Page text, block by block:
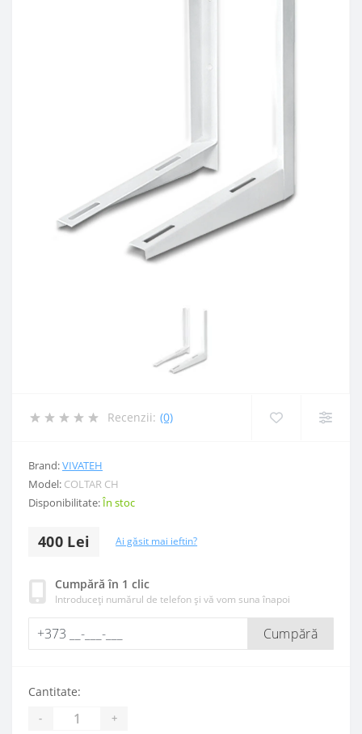
Recenzii: (0)
Brand:VIVATEH
Model: COLTAR CH
Disponibilitate:În stoc
400 Lei Ai găsit mai ieftin?
Cumpără în 1 clic
Introduceți numărul de telefon și vă vom suna înapoi
Cumpără
Cantitate:
- +